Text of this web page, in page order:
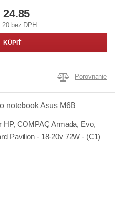
24.85
bez DPH
KÚPIŤ
Porovnanie
notebook Asus M6B